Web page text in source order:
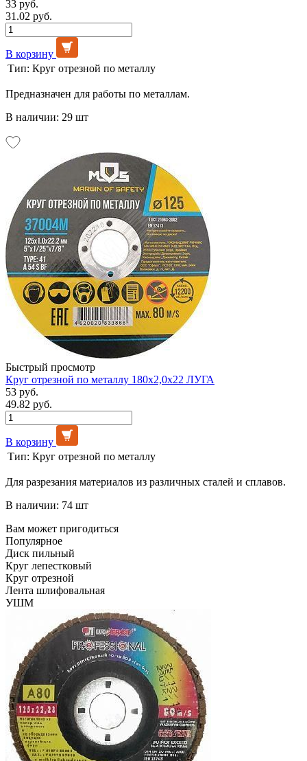
33 руб.
31.02 руб.
В корзину
Тип: Круг отрезной по металлу
Предназначен для работы по металлам.
В наличии: 29 шт
Быстрый просмотр
Круг отрезной по металлу 180х2,0х22 ЛУГА
53 руб.
49.82 руб.
В корзину
Тип: Круг отрезной по металлу
Для разрезания материалов из различных сталей и сплавов.
В наличии: 74 шт
Вам может пригодиться
Популярное
Диск пильный
Круг лепестковый
Круг отрезной
Лента шлифовальная
УШМ